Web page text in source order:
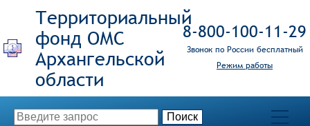
Территориальный
фонд ОМС
8‑800‑100‑11‑29
Звонок по России бесплатный
Режим работы